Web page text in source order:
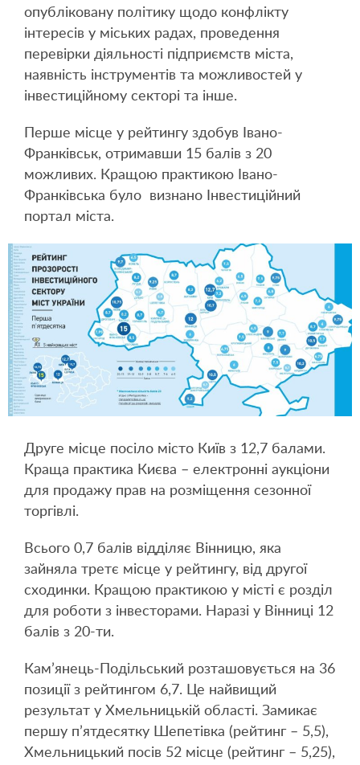
опубліковану політику щодо конфлікту
інтересів у міських радах, проведення
перевірки діяльності підприємств міста,
наявність інструментів та можливостей у
інвестиційному секторі та інше.
Перше місце у рейтингу здобув Івано-
Франківськ, отримавши 15 балів з 20
можливих. Кращою практикою Івано-
Франківська було визнано Інвестиційний
портал міста.
Друге місце посіло місто Київ з 12,7 балами.
Краща практика Києва – електронні аукціони
для продажу прав на розміщення сезонної
торгівлі.
Всього 0,7 балів відділяє Вінницю, яка
зайняла третє місце у рейтингу, від другої
сходинки. Кращою практикою у місті є розділ
для роботи з інвесторами. Наразі у Вінниці 12
балів з 20-ти.
Кам’янець-Подільський розташовується на 36
позиції з рейтингом 6,7. Це найвищий
результат у Хмельницькій області. Замикає
першу п’ятдесятку Шепетівка (рейтинг – 5,5),
Хмельницький посів 52 місце (рейтинг – 5,25),